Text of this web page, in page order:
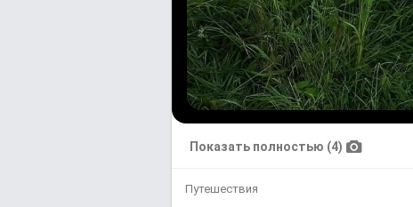
Показать полностью (4)
Путешествия